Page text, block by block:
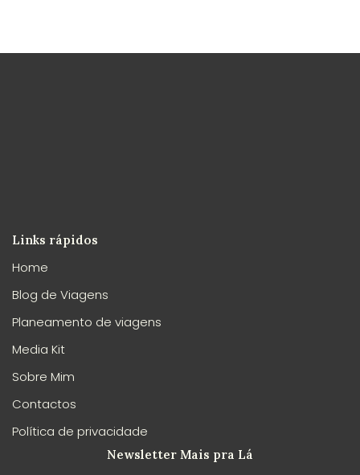
Links rápidos
Home
Blog de Viagens
Planeamento de viagens
Media Kit
Sobre Mim
Contactos
Política de privacidade
Newsletter Mais pra Lá